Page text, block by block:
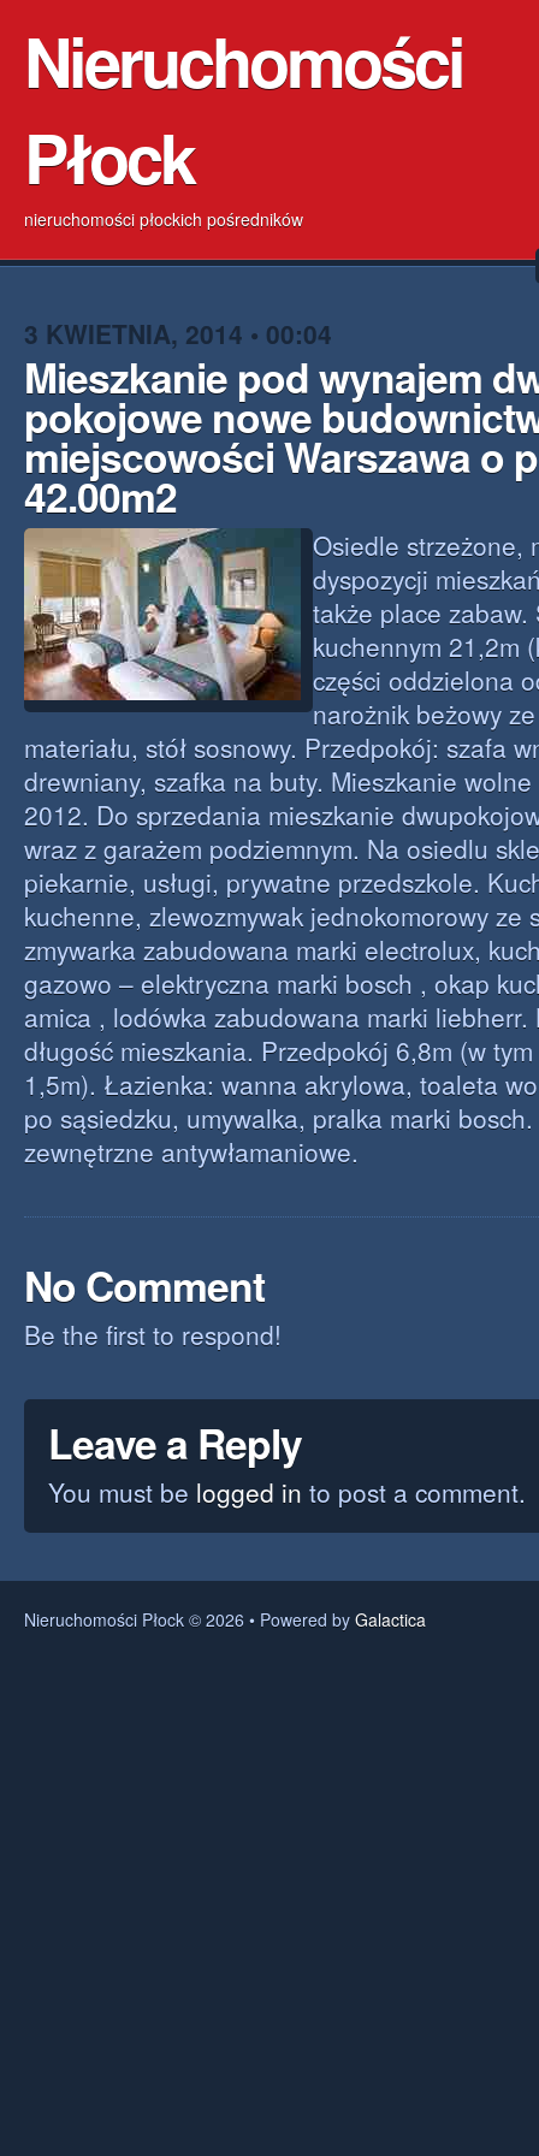
Nieruchomości
Płock
nieruchomości płockich pośredników
3 KWIETNIA, 2014 • 00:04
Mieszkanie pod wynajem
pokojowe nowe
miejscowości Warszawa o
42.00m2
Osiedle strzeżone,
dyspozycji
także place
kuchennym 21,2m
części oddzielona
narożnik beżowy
materiału, stół sosnowy. Przedpokój: szafa
drewniany, szafka na buty. Mieszkanie
2012. Do sprzedania mieszkanie
wraz z garażem podziemnym. Na osiedlu
piekarnie, usługi, prywatne przedszkole.
kuchenne, zlewozmywak jednokomorowy ze
zmywarka zabudowana marki electrolux,
gazowo – elektryczna marki bosch , okap
amica , lodówka zabudowana marki liebherr.
długość mieszkania. Przedpokój 6,8m (w
1,5m). Łazienka: wanna akrylowa, toaleta
po sąsiedzku, umywalka, pralka marki
zewnętrzne antywłamaniowe.
No Comment
Be the first to respond!
Leave a Reply
You must be logged in to post a comment.
Nieruchomości Płock © 2026 • Powered by Galactica